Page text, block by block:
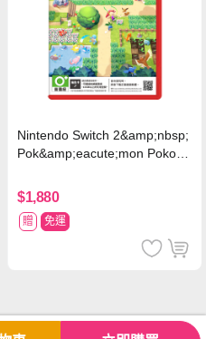
Nintendo Switch 2&amp;nbsp;
Pok&amp;eacute;mon Pokopi
$1,880
贈 免運